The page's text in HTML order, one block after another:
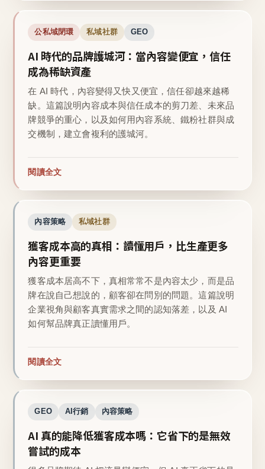
公私域閉環 私域社群 GEO
AI 時代的品牌護城河：當內容變便宜，信任
成為稀缺資產
在 AI 時代，內容變得又快又便宜，信任卻越來越稀
缺。這篇說明內容成本與信任成本的剪刀差、未來品
牌競爭的重心，以及如何用內容系統、鐵粉社群與成
交機制，建立會複利的護城河。
閱讀全文
內容策略 私域社群
獲客成本高的真相：讀懂用戶，比生產更多
內容更重要
獲客成本居高不下，真相常常不是內容太少，而是品
牌在說自己想說的，顧客卻在問別的問題。這篇說明
企業視角與顧客真實需求之間的認知落差，以及 AI
如何幫品牌真正讀懂用戶。
閱讀全文
GEO AI行銷 內容策略
AI 真的能降低獲客成本嗎：它省下的是無效
嘗試的成本